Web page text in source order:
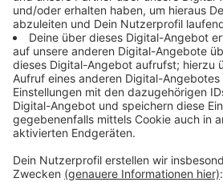
werden zum aktuellen Zeitpunkt
nach abgearbeitet. Bisher ist
nennenswert zu Schaden
im Kreis Viersen wartet um 20:13
zweites Regenband – zwischen
Dies soll aber - nach Aussage der
weniger Potential haben, als das